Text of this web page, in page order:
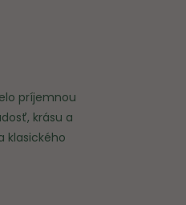
príjemnou
krásu a
klasického